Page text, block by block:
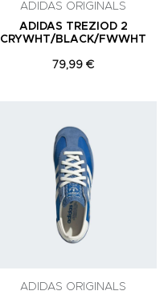
ADIDAS ORIGINALS
ADIDAS TREZIOD 2
CRYWHT/BLACK/FWWHT
79,99 €
ADIDAS ORIGINALS